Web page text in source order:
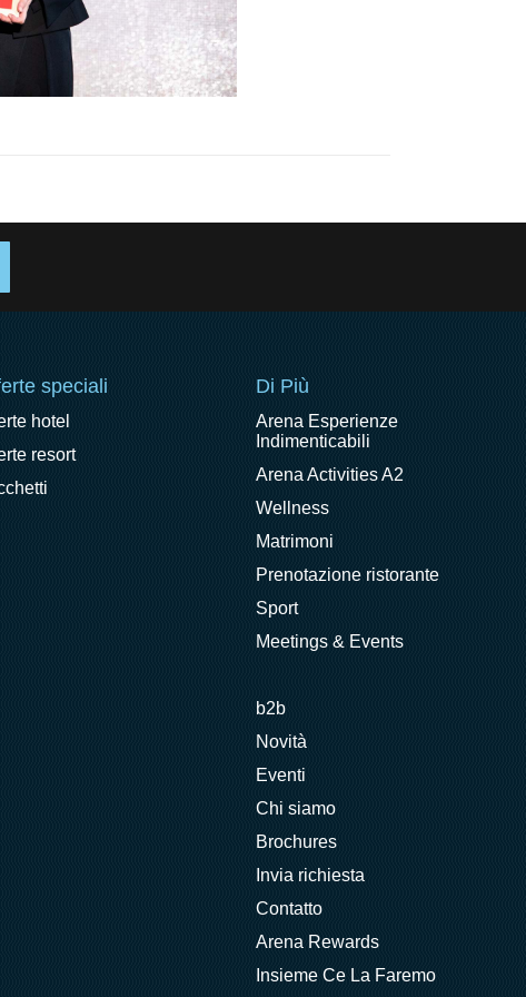
speciali
hotel
resort
Di Più
Arena Esperienze
Indimenticabili
Arena Activities A2
Wellness
Matrimoni
Prenotazione ristorante
Sport
Meetings & Events
b2b
Novità
Eventi
Chi siamo
Brochures
Invia richiesta
Contatto
Arena Rewards
Insieme Ce La Faremo